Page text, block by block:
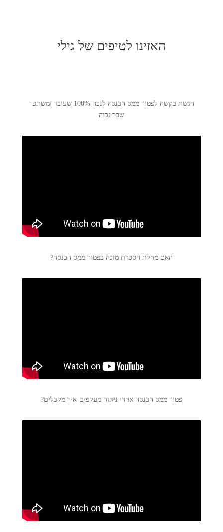
האזינו לטיפים של גילי
הגשת בקשה לפטור ממס הכנסה לנכה 100% שעובד ומשתכר
שכר גבוה
האם מחלת הסכרת מזכה בפטור ממס הכנסה?
פטור ממס הכנסה אחרי ניתוח מעקפים-איך מקבלים?